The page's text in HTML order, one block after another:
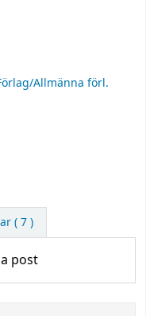
Allmänna förl.
( 7 )
post